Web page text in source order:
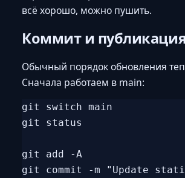
всё хорошо, можно пушить.
Коммит и
Обычный порядок обновления
Сначала работаем в main:
git switch main
git status
git add -A
git commit -m "Update